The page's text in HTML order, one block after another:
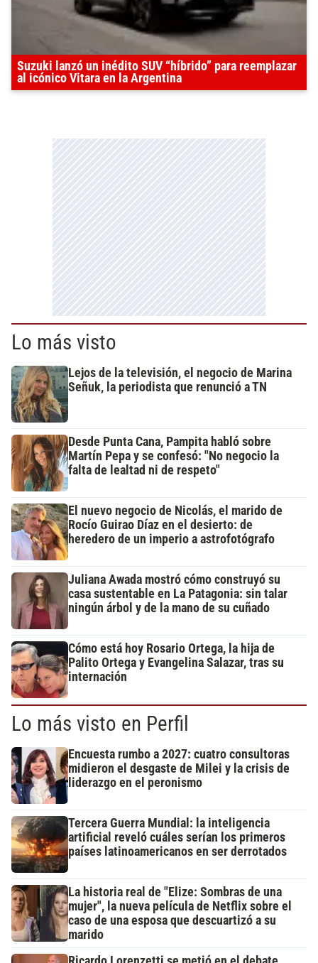
Suzuki lanzó un inédito SUV “híbrido” para reemplazar
al icónico Vitara en la Argentina
Lo más visto
Lejos de la televisión, el negocio de Marina
Señuk, la periodista que renunció a TN
Desde Punta Cana, Pampita habló sobre
Martín Pepa y se confesó: "No negocio la
falta de lealtad ni de respeto"
El nuevo negocio de Nicolás, el marido de
Rocío Guirao Díaz en el desierto: de
heredero de un imperio a astrofotógrafo
Juliana Awada mostró cómo construyó su
casa sustentable en La Patagonia: sin talar
ningún árbol y de la mano de su cuñado
Cómo está hoy Rosario Ortega, la hija de
Palito Ortega y Evangelina Salazar, tras su
internación
Lo más visto en Perfil
Encuesta rumbo a 2027: cuatro consultoras
midieron el desgaste de Milei y la crisis de
liderazgo en el peronismo
Tercera Guerra Mundial: la inteligencia
artificial reveló cuáles serían los primeros
países latinoamericanos en ser derrotados
La historia real de "Elize: Sombras de una
mujer", la nueva película de Netflix sobre el
caso de una esposa que descuartizó a su
marido